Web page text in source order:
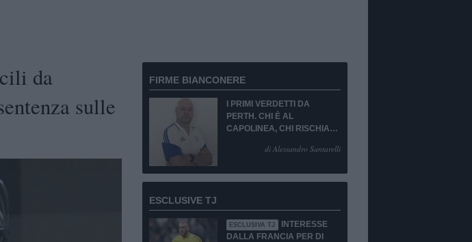
da
sulle
FIRME BIANCONERE
I PRIMI VERDETTI DA
PERTH. CHI È AL
CAPOLINEA, CHI RISCHIA
PANCHINA. PORTIERE
di Alessandro Santarelli
ESCLUSIVE TJ
ESCLUSIVA TJ
INTERESSE
DALLA FRANCIA PER DI